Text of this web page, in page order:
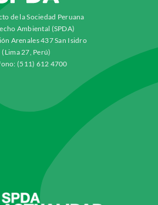
de la Sociedad Peruana
Ambiental (SPDA)
Arenales 437 San Isidro
(Lima 27, Perú)
(511) 612 4700